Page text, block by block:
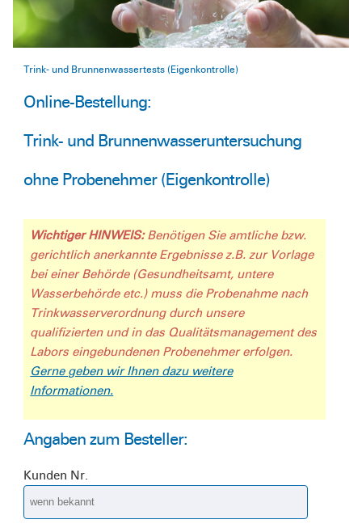
Trink- und Brunnenwassertests (Eigenkontrolle)
Online-Bestellung:
Trink- und Brunnenwasseruntersuchung
ohne Probenehmer (Eigenkontrolle)
Wichtiger HINWEIS:Benötigen Sie amtliche bzw.
gerichtlich anerkannte Ergebnisse z.B. zur Vorlage
bei einer Behörde (Gesundheitsamt, untere
Wasserbehörde etc.) muss die Probenahme nach
Trinkwasserverordnung durch unsere
qualifizierten und in das Qualitätsmanagement des
Labors eingebundenen Probenehmer erfolgen.
Gerne geben wir Ihnen dazu weitere
Informationen.
Angaben zum Besteller:
Kunden Nr.